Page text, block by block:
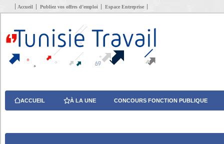
Accueil Publiez vos offres d’emploi Espace Entreprise
ACCUEIL À LA UNE CONCOURS FONCTION PUBLIQUE